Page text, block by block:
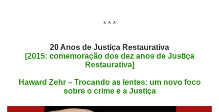
* * *
20 Anos de Justiça Restaurativa
[2015: comemoração dos dez anos de Justiça
Restaurativa]
Haward Zehr – Trocando as lentes: um novo foco
sobre o crime e a Justiça